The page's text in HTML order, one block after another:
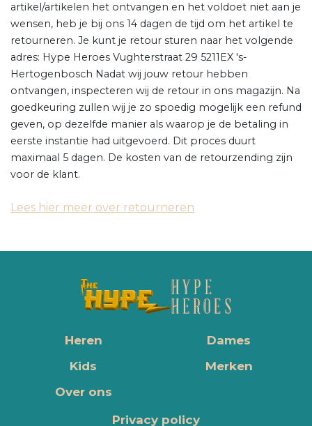
artikel/artikelen het ontvangen en het voldoet niet aan je
wensen, heb je bij ons 14 dagen de tijd om het artikel te
retourneren. Je kunt je retour sturen naar het volgende
adres: Hype Heroes Vughterstraat 29 5211EX 's-
Hertogenbosch Nadat wij jouw retour hebben
ontvangen, inspecteren wij de retour in ons magazijn. Na
goedkeuring zullen wij je zo spoedig mogelijk een refund
geven, op dezelfde manier als waarop je de betaling in
eerste instantie had uitgevoerd. Dit proces duurt
maximaal 5 dagen. De kosten van de retourzending zijn
voor de klant.
Lees hier meer over retourneren
Heren
Dames
Kids
Merken
Over ons
Privacy policy